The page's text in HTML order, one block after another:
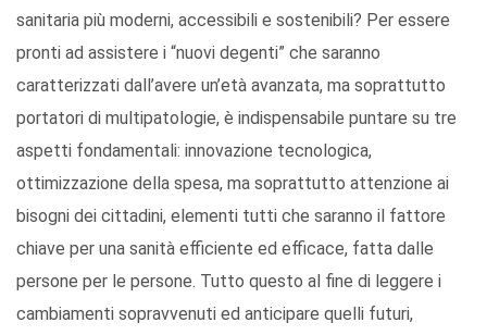
sanitaria più moderni, accessibili e sostenibili? Per essere
pronti ad assistere i “nuovi degenti” che saranno
caratterizzati dall’avere un’età avanzata, ma soprattutto
portatori di multipatologie, è indispensabile puntare su tre
aspetti fondamentali: innovazione tecnologica,
ottimizzazione della spesa, ma soprattutto attenzione ai
bisogni dei cittadini, elementi tutti che saranno il fattore
chiave per una sanità efficiente ed efficace, fatta dalle
persone per le persone. Tutto questo al fine di leggere i
cambiamenti sopravvenuti ed anticipare quelli futuri,